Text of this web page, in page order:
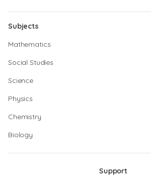
Subjects
Mathematics
Social Studies
Science
Physics
Chemistry
Biology
Support